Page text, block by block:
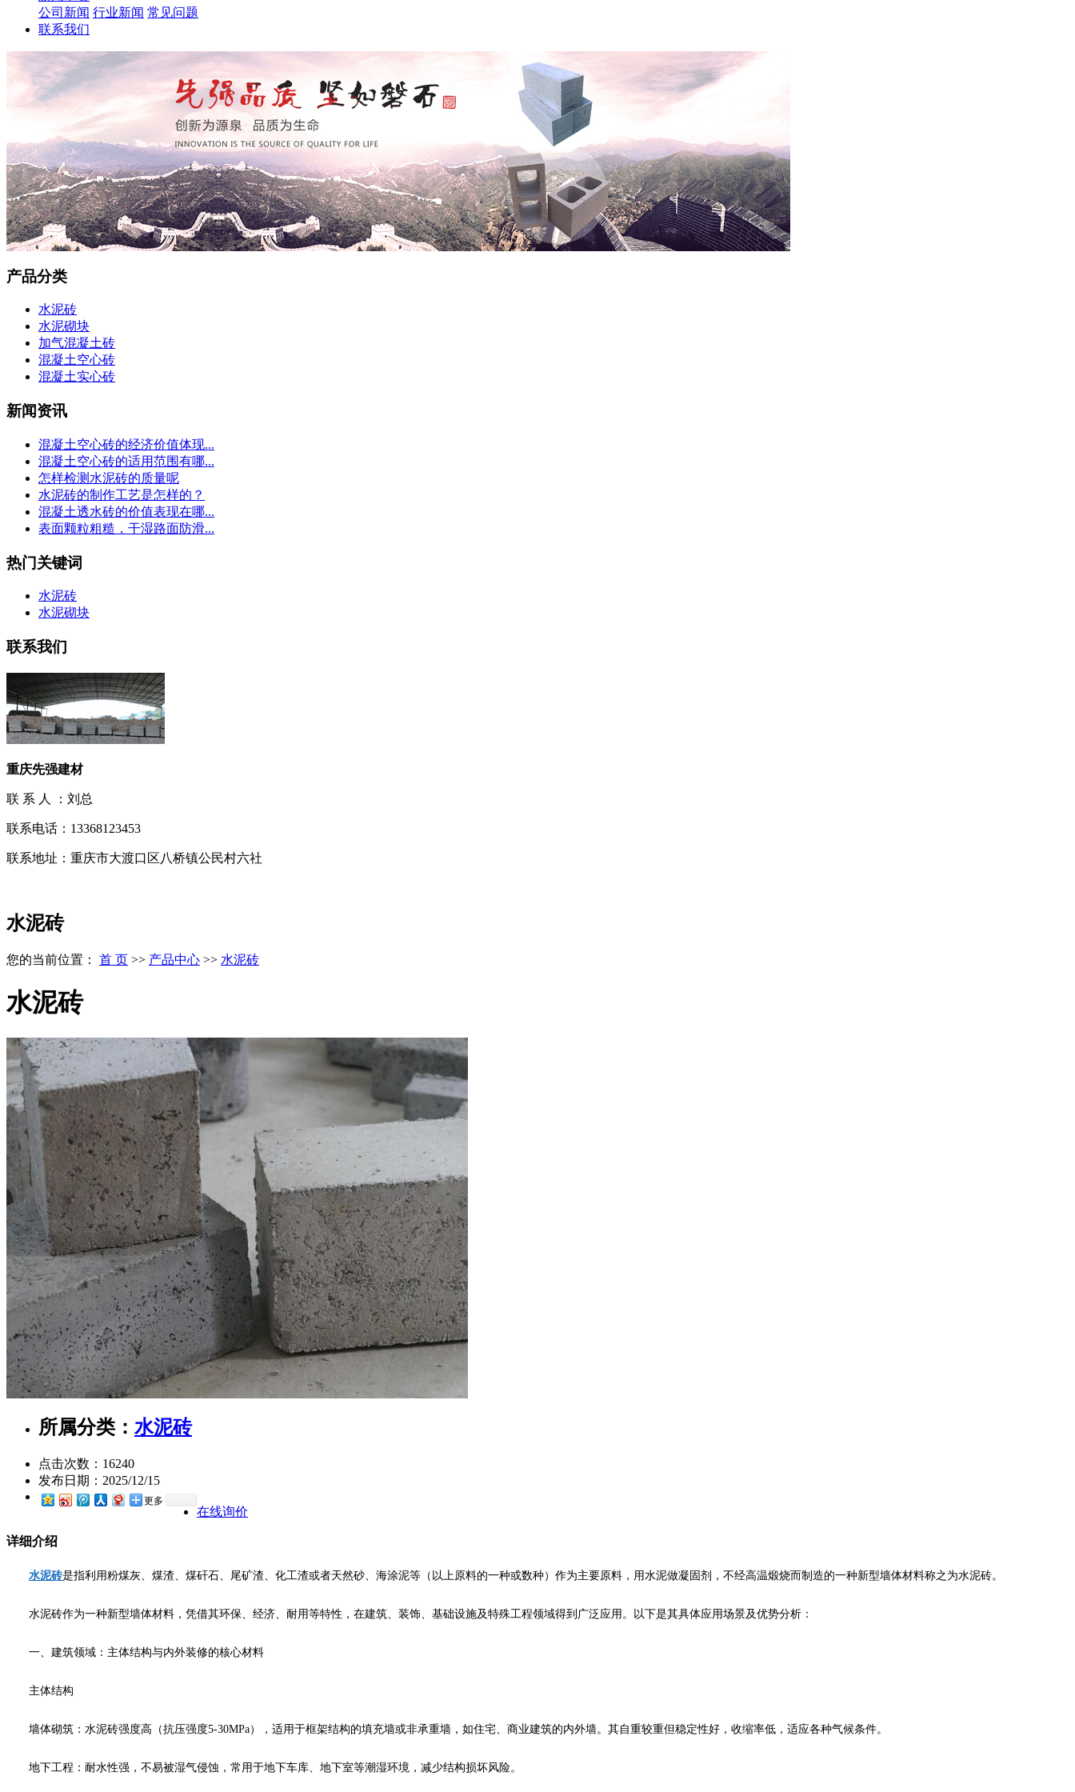
公司新闻 行业新闻 常见问题
联系我们
产品分类
水泥砖
水泥砌块
加气混凝土砖
混凝土空心砖
混凝土实心砖
新闻资讯
混凝土空心砖的经济价值体现...
混凝土空心砖的适用范围有哪...
怎样检测水泥砖的质量呢
水泥砖的制作工艺是怎样的？
混凝土透水砖的价值表现在哪...
表面颗粒粗糙，干湿路面防滑...
热门关键词
水泥砖
水泥砌块
联系我们
重庆先强建材
联 系 人 ：刘总
联系电话：13368123453
联系地址：重庆市大渡口区八桥镇公民村六社
水泥砖
您的当前位置： 首 页 >> 产品中心 >> 水泥砖
水泥砖
所属分类： 水泥砖
点击次数： 16240
发布日期： 2025/12/15
更多
在线询价
详细介绍
水泥砖是指利用粉煤灰、煤渣、煤矸石、尾矿渣、化工渣或者天然砂、海涂泥等（以上原料的一种或数种）作为主要原料，用水泥做凝固剂，不经高温煅烧而制造的一种新型墙体材料称之为水泥砖。
水泥砖作为一种新型墙体材料，凭借其环保、经济、耐用等特性，在建筑、装饰、基础设施及特殊工程领域得到广泛应用。以下是其具体应用场景及优势分析：
一、建筑领域：主体结构与内外装修的核心材料
主体结构
墙体砌筑：水泥砖强度高（抗压强度5-30MPa），适用于框架结构的填充墙或非承重墙，如住宅、商业建筑的内外墙。其自重较重但稳定性好，收缩率低，适应各种气候条件。
地下工程：耐水性强，不易被湿气侵蚀，常用于地下车库、地下室等潮湿环境，减少结构损坏风险。